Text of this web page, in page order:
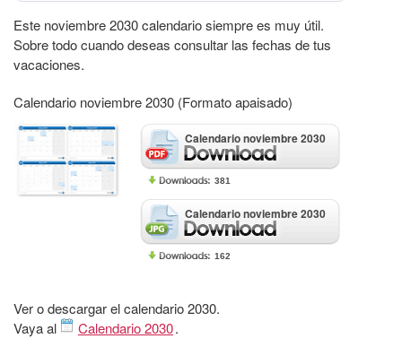
Este noviembre 2030 calendario siempre es muy útil.
Sobre todo cuando deseas consultar las fechas de tus
vacaciones.
Calendario noviembre 2030 (Formato apaisado)
Calendario noviembre 2030
381
Calendario noviembre 2030
162
Ver o descargar el calendario 2030.
Vaya al
Calendario 2030.